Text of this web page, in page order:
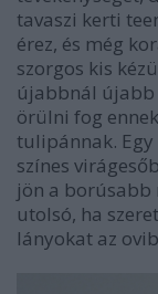
tavaszi kerti
érez, és még
szorgos kis
újabbnál újabb
örülni fog
tulipánnak.
színes
jön a borúsabb
utolsó, ha
lányokat az